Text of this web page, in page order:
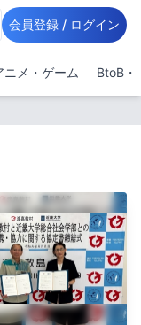
会員登録 / ログイン
ニメ・ゲーム BtoB・